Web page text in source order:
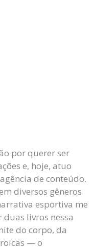
por querer ser
e, hoje, atuo
de conteúdo.
diversos gêneros
esportiva me
duas livros nessa
do corpo, da
— o